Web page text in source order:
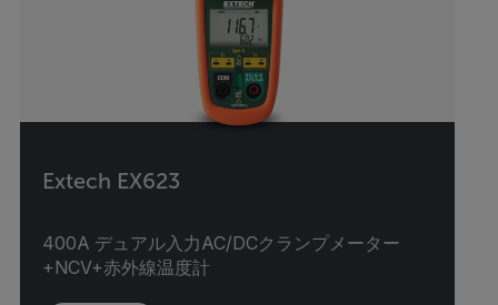
Extech EX623
400A デュアル入力AC/DCクランプメーター
+NCV+赤外線温度計